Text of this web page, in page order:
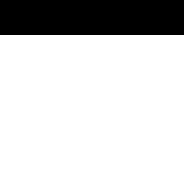
Diseñado por